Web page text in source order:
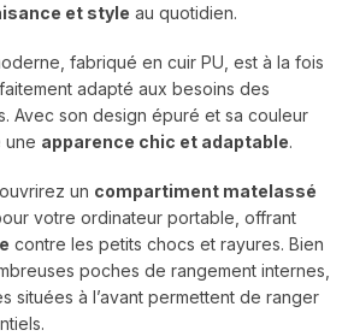
et style au quotidien.
fabriqué en cuir PU, est à la fois
adapté aux besoins des
Avec son design épuré et sa couleur
une apparence chic et adaptable.
un compartiment matelassé
votre ordinateur portable, offrant
contre les petits chocs et rayures. Bien
poches de rangement internes,
situées à l’avant permettent de ranger